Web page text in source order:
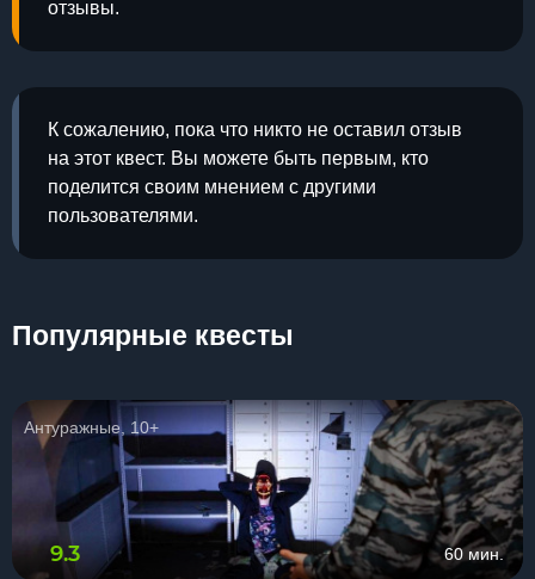
отзывы.
К сожалению, пока что никто не оставил отзыв
на этот квест. Вы можете быть первым, кто
поделится своим мнением с другими
пользователями.
Популярные квесты
Антуражные, 10+
9.3 60 мин.